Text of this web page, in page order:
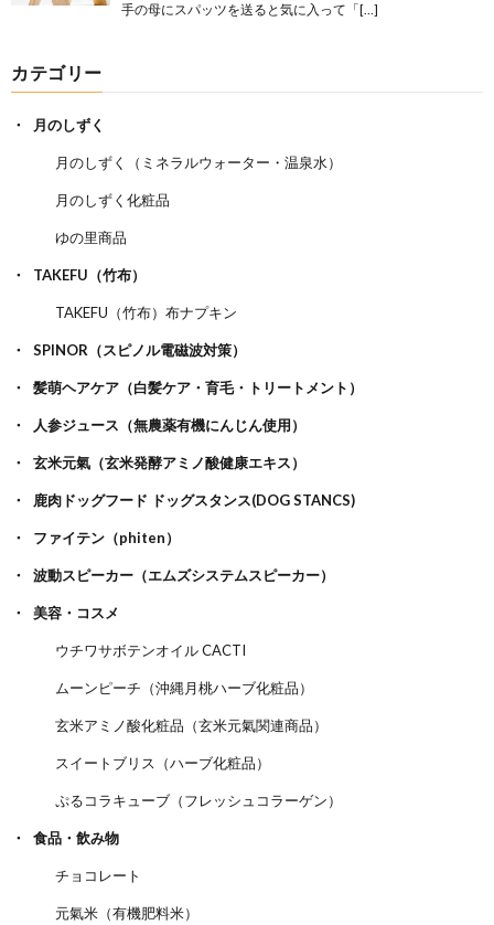
手の母にスパッツを送ると気に入って「[…]
カテゴリー
月のしずく
月のしずく（ミネラルウォーター・温泉水）
月のしずく化粧品
ゆの里商品
TAKEFU（竹布）
TAKEFU（竹布）布ナプキン
SPINOR（スピノル電磁波対策）
髪萌ヘアケア（白髪ケア・育毛・トリートメント）
人参ジュース（無農薬有機にんじん使用）
玄米元氣（玄米発酵アミノ酸健康エキス）
鹿肉ドッグフード ドッグスタンス(DOG STANCS)
ファイテン（phiten）
波動スピーカー（エムズシステムスピーカー）
美容・コスメ
ウチワサボテンオイル CACTI
ムーンピーチ（沖縄月桃ハーブ化粧品）
玄米アミノ酸化粧品（玄米元氣関連商品）
スイートブリス（ハーブ化粧品）
ぷるコラキューブ（フレッシュコラーゲン）
食品・飲み物
チョコレート
元氣米（有機肥料米）